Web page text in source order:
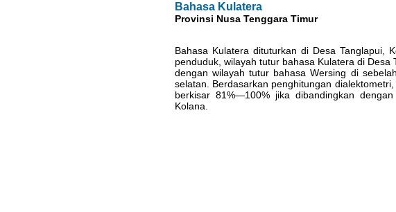
Bahasa Kulatera
Provinsi Nusa Tenggara Timur
Bahasa Kulatera dituturkan di Desa Tanglapui,
penduduk, wilayah tutur bahasa Kulatera di
dengan wilayah tutur bahasa Wersing di
selatan. Berdasarkan penghitungan
berkisar 81%—100% jika dibandingkan
Kolana.